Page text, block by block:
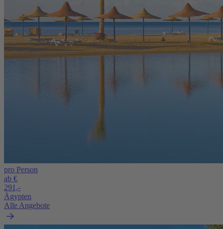
pro Person
ab €
291,-
Ägypten
Alle Angebote